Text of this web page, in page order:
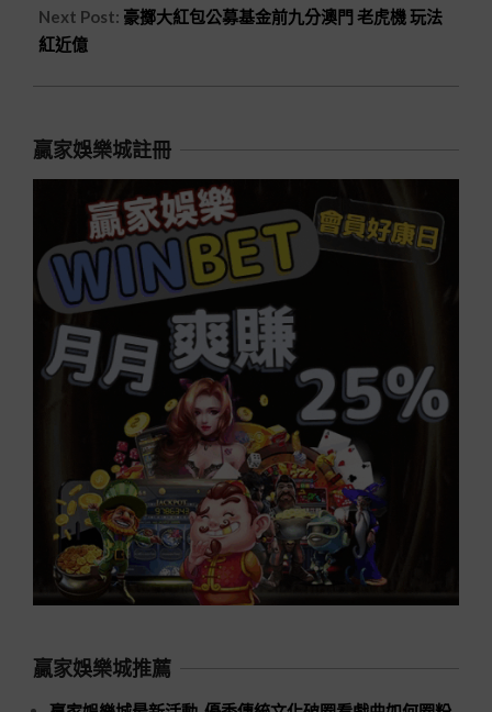
Next Post: 豪擲大紅包公募基金前九分澳門 老虎機 玩法
紅近億
贏家娛樂城註冊
贏家娛樂城推薦